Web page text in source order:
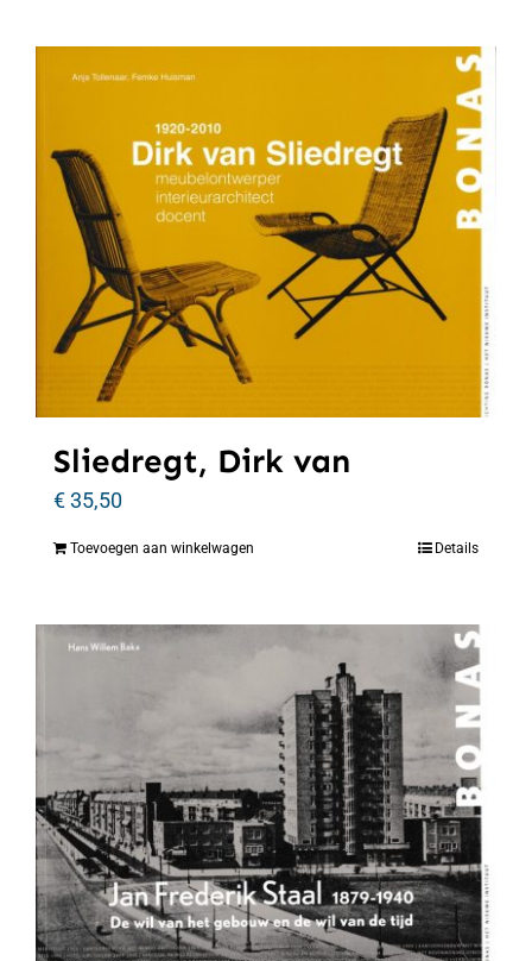
Sliedregt, Dirk van
€35,50
Toevoegen aan winkelwagen Details